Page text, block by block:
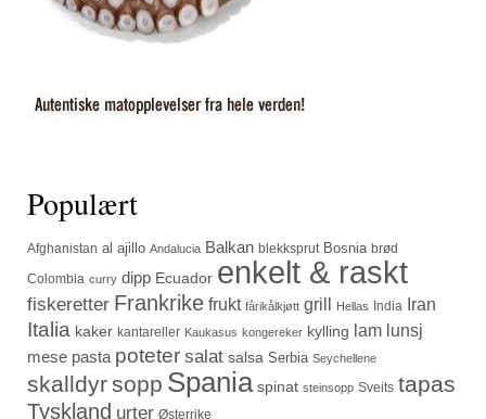
Populært
Afghanistan al ajillo Andalucia Balkan blekksprut Bosnia brød
Colombia curry dipp Ecuador enkelt & raskt
fiskeretter Frankrike frukt fårikålkjøtt grill Hellas India Iran
Italia kaker kantareller Kaukasus kongereker kylling lam lunsj
mese pasta poteter salat salsa Serbia Seychellene
skalldyrsopp Spania spinat steinsopp Sveits tapas
Tyskland urter Østerrike